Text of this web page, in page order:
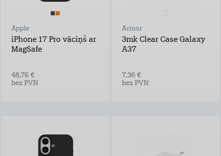
Apple
iPhone 17 Pro vāciņš ar
MagSafe
48,76 €
bez PVN
Armor
3mk Clear Case Galaxy
A37
7,36 €
bez PVN